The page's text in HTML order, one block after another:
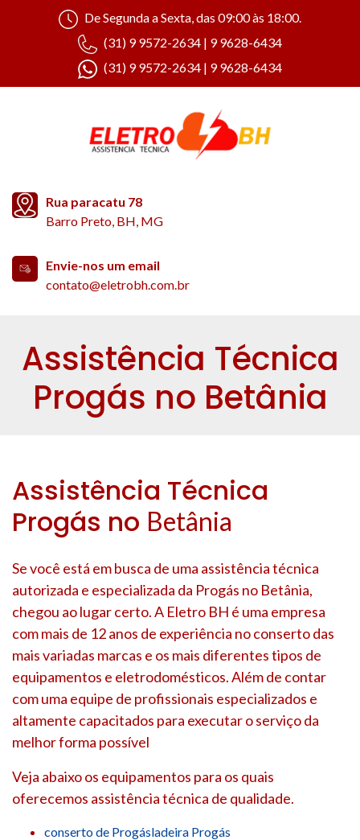
De Segunda a Sexta, das 09:00 às 18:00.
(31) 9 9572-2634 | 9 9628-6434
(31) 9 9572-2634 | 9 9628-6434
Rua paracatu 78
Barro Preto, BH, MG
Envie-nos um email
contato@eletrobh.com.br
Assistência Técnica
Progás no Betânia
Assistência Técnica
Progás no Betânia
Se você está em busca de uma assistência técnica
autorizada e especializada da Progás no Betânia,
chegou ao lugar certo. A Eletro BH é uma empresa
com mais de 12 anos de experiência no conserto das
mais variadas marcas e os mais diferentes tipos de
equipamentos e eletrodomésticos. Além de contar
com uma equipe de profissionais especializados e
altamente capacitados para executar o serviço da
melhor forma possível
Veja abaixo os equipamentos para os quais
oferecemos assistência técnica de qualidade.
conserto de Progásladeira Progás